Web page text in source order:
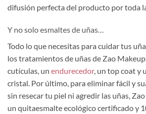
difusión perfecta del producto por toda
Y no solo esmaltes de uñas…
Todo lo que necesitas para cuidar tus
los tratamientos de uñas de Zao
cutículas, un endurecedor, un top coat y
cristal. Por último, para eliminar fácil y
sin resecar tu piel ni agredir las uñas,
un quitaesmalte ecológico certificado y